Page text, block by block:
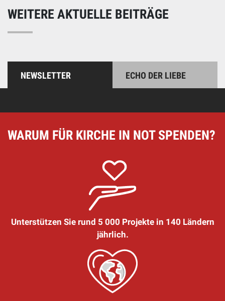
WEITERE AKTUELLE BEITRÄGE
NEWSLETTER ECHO DER LIEBE
WARUM FÜR KIRCHE IN NOT SPENDEN?
Unterstützen Sie rund 5 000 Projekte in 140 Ländern
jährlich.